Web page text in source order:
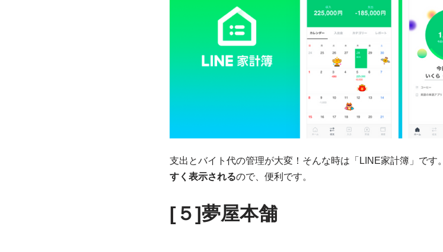
支出とバイト代の管理が大変！そんな時は「LINE家計簿」です。
すく表示されるので、便利です。
[５]夢屋本舗